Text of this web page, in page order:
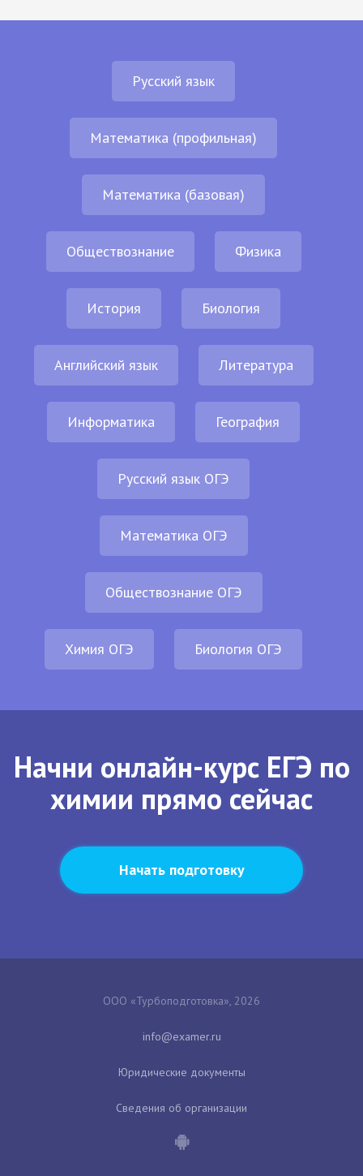
Русский язык
Математика (профильная)
Математика (базовая)
Обществознание Физика
История Биология
Английский язык Литература
Информатика География
Русский язык ОГЭ
Математика ОГЭ
Обществознание ОГЭ
Химия ОГЭ Биология ОГЭ
Начни онлайн-курс ЕГЭ по
химии прямо сейчас
Начать подготовку
ООО «Турбоподготовка», 2026
Юридические документы
Сведения об организации